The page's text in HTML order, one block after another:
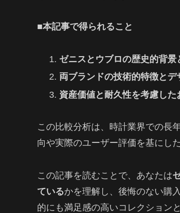
■本記事で得られること
ゼニスとウブロの歴史的背
両ブランドの技術的特徴とデ
資産価値と耐久性を考慮し
この比較分析は、時計業界での長
向や実際のユーザー評価を基にし
この記事を読むことで、あなたは
ているかを理解し、後悔のない購
的にも満足感の高いコレクション